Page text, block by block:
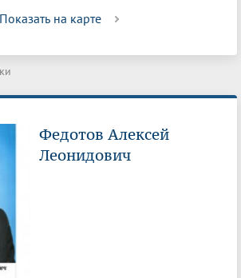
Показать на карте
Федотов Алексей
Леонидович